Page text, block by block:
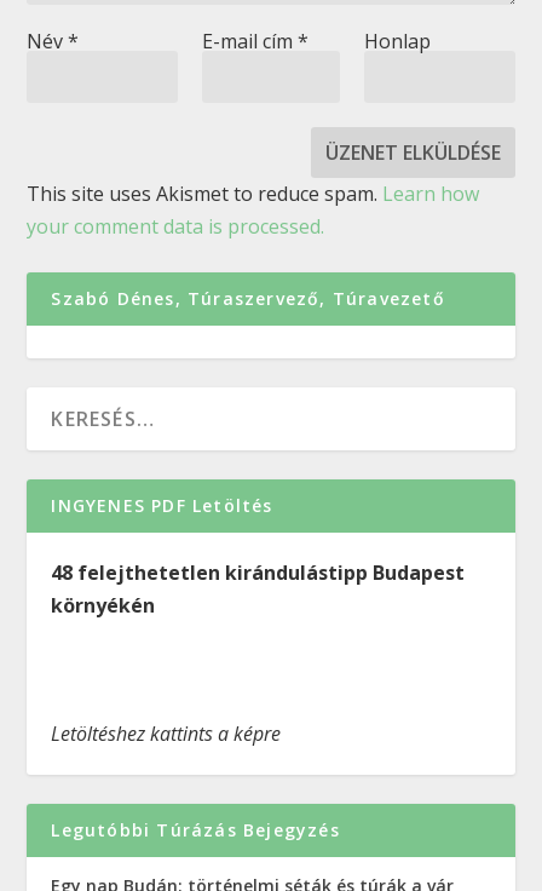
Név* E-mail cím * Honlap
This site uses Akismet to reduce spam. Learn how
your comment data is processed.
Szabó Dénes, Túraszervező, Túravezető
INGYENES PDF Letöltés
48 felejthetetlen kirándulástipp Budapest
környékén
Letöltéshez kattints a képre
Legutóbbi Túrázás Bejegyzés
Egy nap Budán: történelmi séták és túrák a vár